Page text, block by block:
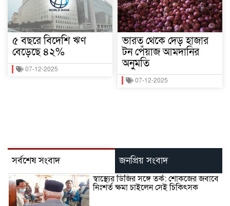
৫ বছরে বিদেশি ঋণ
বেড়েছে ৪২%
07-12-2025
ভারত থেকে দেড় হাজার
টন পেঁয়াজ আমদানির
অনুমতি
07-12-2025
সর্বশেষ সংবাদ জনপ্রিয় সংবাদ
স্বাস্থ্যের ডিজির সঙ্গে তর্ক: শোকজের জবাবে
নিঃশর্ত ক্ষমা চাইলেন সেই চিকিৎসক